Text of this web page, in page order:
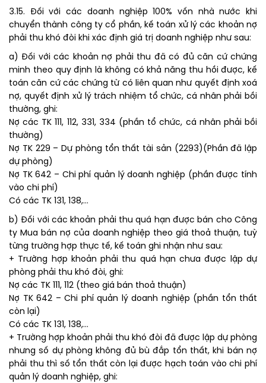
3.15. Đối với các doanh nghiệp 100% vốn nhà nước khi
chuyển thành công ty cổ phần, kế toán xử lý các khoản nợ
phải thu khó đòi khi xác định giá trị doanh nghiệp như sau:
a) Đối với các khoản nợ phải thu đã có đủ căn cứ chứng
minh theo quy định là không có khả năng thu hồi được, kế
toán căn cứ các chứng từ có liên quan như quyết định xoá
nợ, quyết định xử lý trách nhiệm tổ chức, cá nhân phải bồi
thường, ghi:
Nợ các TK 111, 112, 331, 334 (phần tổ chức, cá nhân phải bồi
thường)
Nợ TK 229 – Dự phòng tổn thất tài sản (2293)(Phần đã lập
dự phòng)
Nợ TK 642 – Chi phí quản lý doanh nghiệp (phần được tính
vào chi phí)
Có các TK 131, 138,…
b) Đối với các khoản phải thu quá hạn được bán cho Công
ty Mua bán nợ của doanh nghiệp theo giá thoả thuận, tuỳ
từng trường hợp thực tế, kế toán ghi nhận như sau:
+ Trường hợp khoản phải thu quá hạn chưa được lập dự
phòng phải thu khó đòi, ghi:
Nợ các TK 111, 112 (theo giá bán thoả thuận)
Nợ TK 642 – Chi phí quản lý doanh nghiệp (phần tổn thất
còn lại)
Có các TK 131, 138,…
+ Trường hợp khoản phải thu khó đòi đã được lập dự phòng
nhưng số dự phòng không đủ bù đắp tổn thất, khi bán nợ
phải thu thì số tổn thất còn lại được hạch toán vào chi phí
quản lý doanh nghiệp, ghi: